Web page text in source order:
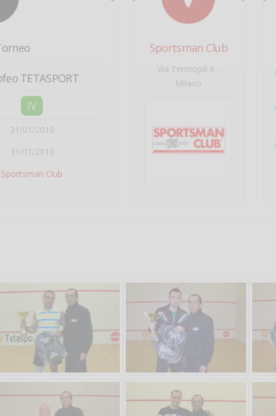
TETASPORT
IV
31/01/2010
31/01/2010
Sportsman Club
Sportsman Club
Via Termopili 6 -
Milano